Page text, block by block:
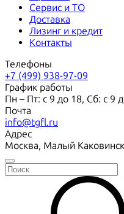
Сервис и ТО
Доставка
Лизинг и кредит
Контакты
Телефоны
+7 (499) 938-97-09
График работы
Пн – Пт: с 9 до 18, Сб: с 9
Почта
info@tgfl.ru
Адрес
Москва, Малый